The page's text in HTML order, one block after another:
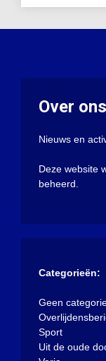
Over ons
Nieuws en
Deze website
beheerd.
Categorieën:
Geen
Sport
Uit de oude